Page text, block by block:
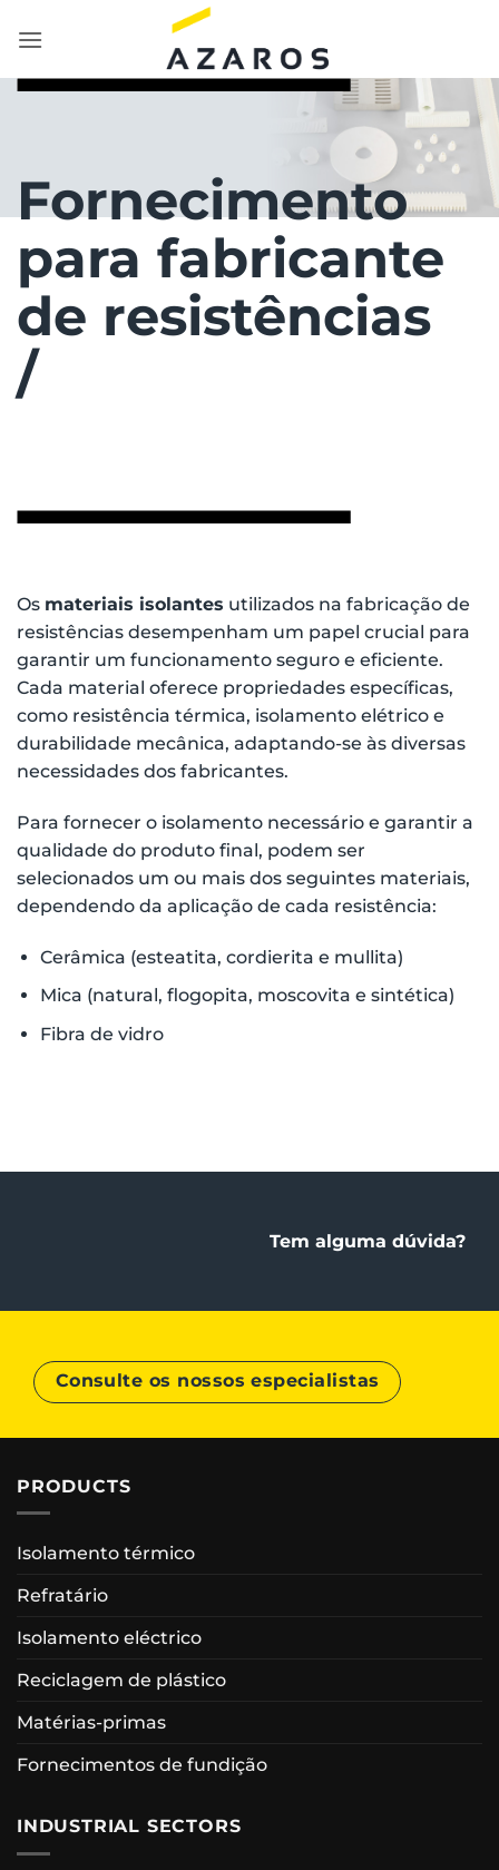
Fornecimento
para fabricante
de resistências
/
Os materiais isolantes utilizados na fabricação de
resistências desempenham um papel crucial para
garantir um funcionamento seguro e eficiente.
Cada material oferece propriedades específicas,
como resistência térmica, isolamento elétrico e
durabilidade mecânica, adaptando-se às diversas
necessidades dos fabricantes.
Para fornecer o isolamento necessário e garantir a
qualidade do produto final, podem ser
selecionados um ou mais dos seguintes materiais,
dependendo da aplicação de cada resistência:
Cerâmica (esteatita, cordierita e mullita)
Mica (natural, flogopita, moscovita e sintética)
Fibra de vidro
Tem alguma dúvida?
Consulte os nossos especialistas
PRODUCTS
Isolamento térmico
Refratário
Isolamento eléctrico
Reciclagem de plástico
Matérias-primas
Fornecimentos de fundição
INDUSTRIAL SECTORS